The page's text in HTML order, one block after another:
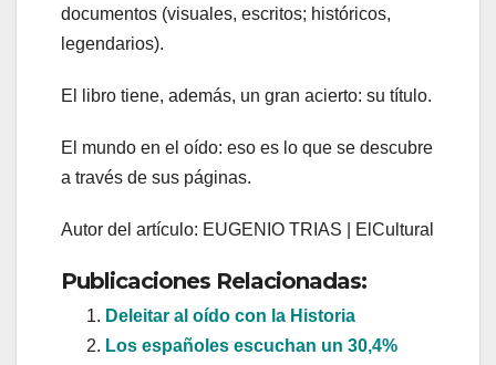
documentos (visuales, escritos; históricos,
legendarios).
El libro tiene, además, un gran acierto: su título.
El mundo en el oído: eso es lo que se descubre
a través de sus páginas.
Autor del artículo: EUGENIO TRIAS | ElCultural
Publicaciones Relacionadas:
Deleitar al oído con la Historia
Los españoles escuchan un 30,4%